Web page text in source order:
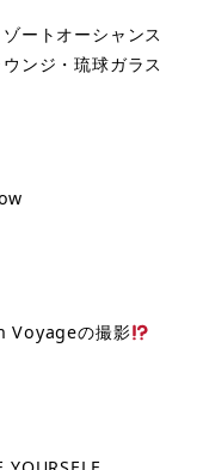
ートオーシャンス
ンジ・琉球ガラス
Voyageの撮影